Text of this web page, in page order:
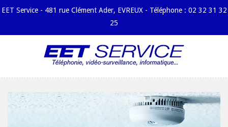
EET Service - 481 rue Clément Ader, EVREUX - Téléphone : 02 32 31 32
25
Navigation
Menu
Principal